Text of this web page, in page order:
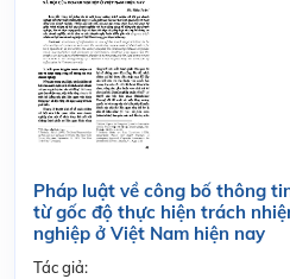
Pháp luật về công bố thông
từ gốc độ thực hiện trách
nghiệp ở Việt Nam hiện nay
Tác giả: